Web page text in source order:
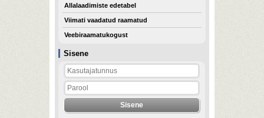
Sisene
Allalaadimiste edetabel
Viimati vaadatud raamatud
Veebiraamatukogust